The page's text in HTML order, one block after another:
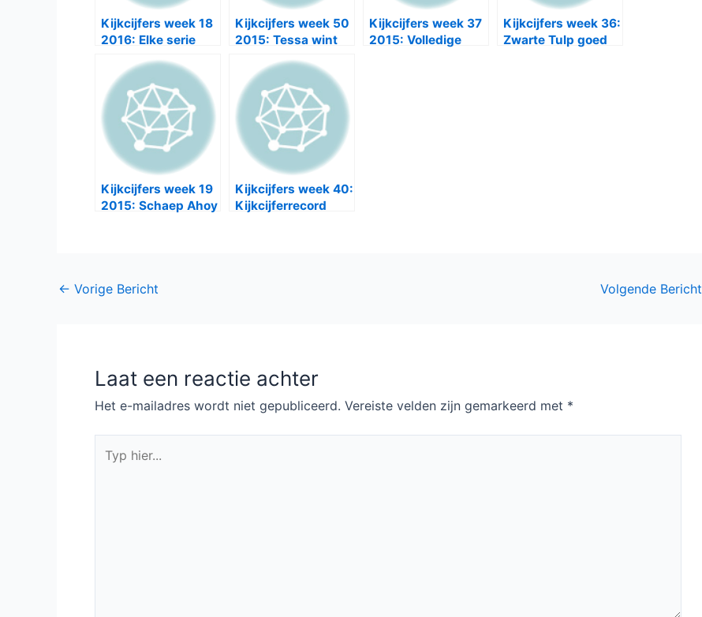
Kijkcijfers week 18
2016: Elke serie
Kijkcijfers week 50
2015: Tessa wint
Vechtershart
verliest
Kijkcijfers week 37
2015: Volledige
Kijkcijfers week 36:
Zwarte Tulp goed
Kijkcijfers week 19
2015: Schaep Ahoy
Kijkcijfers week 40:
Kijkcijferrecord
Bericht
← Vorige Bericht Volgende Bericht
Laat een reactie achter
Het e-mailadres wordt niet gepubliceerd. Vereiste velden zijn gemarkeerd met *
hier...